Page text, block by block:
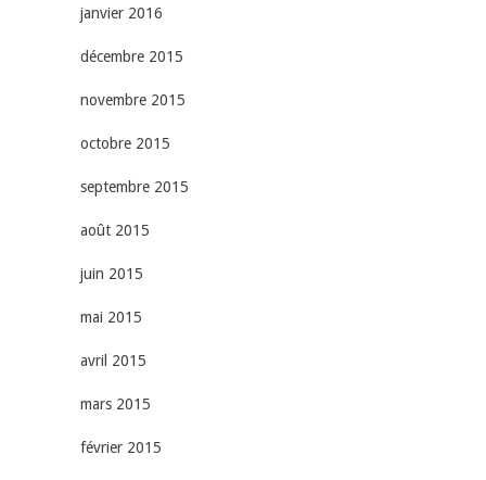
janvier 2016
décembre 2015
novembre 2015
octobre 2015
septembre 2015
août 2015
juin 2015
mai 2015
avril 2015
mars 2015
février 2015